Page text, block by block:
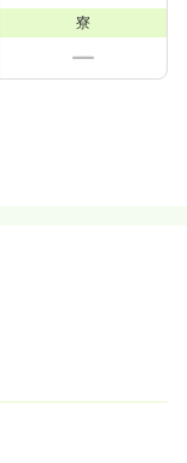
寮